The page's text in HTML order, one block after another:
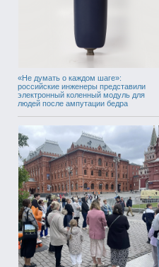
«Не думать о каждом шаге»:
российские инженеры представили
электронный коленный модуль для
людей после ампутации бедра